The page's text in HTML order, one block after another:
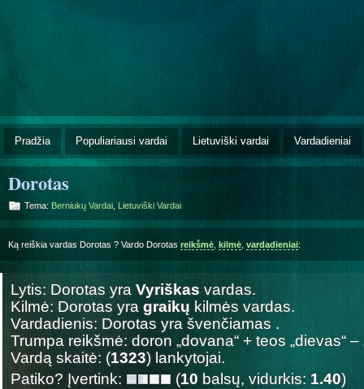
Pradžia Populiariausi vardai Lietuviški vardai Vardadieniai
Dorotas
Tema: Berniukų Vardai Lietuviški Vardai
Ką reiškia vardas Dorotas ? Vardo Dorotas reikšmė kilmė vardadieniai:
Lytis: Dorotas yra Vyriškas vardas.
Kilmė: Dorotas yra graikų kilmės vardas.
Vardadienis: Dorotas yra švenčiamas .
Trumpa reikšmė: doron „dovana“ + teos „dievas“ –
Vardą skaitė: (1323) lankytojai.
Patiko? Įvertink:
(10 balsų, vidurkis: 1.40)